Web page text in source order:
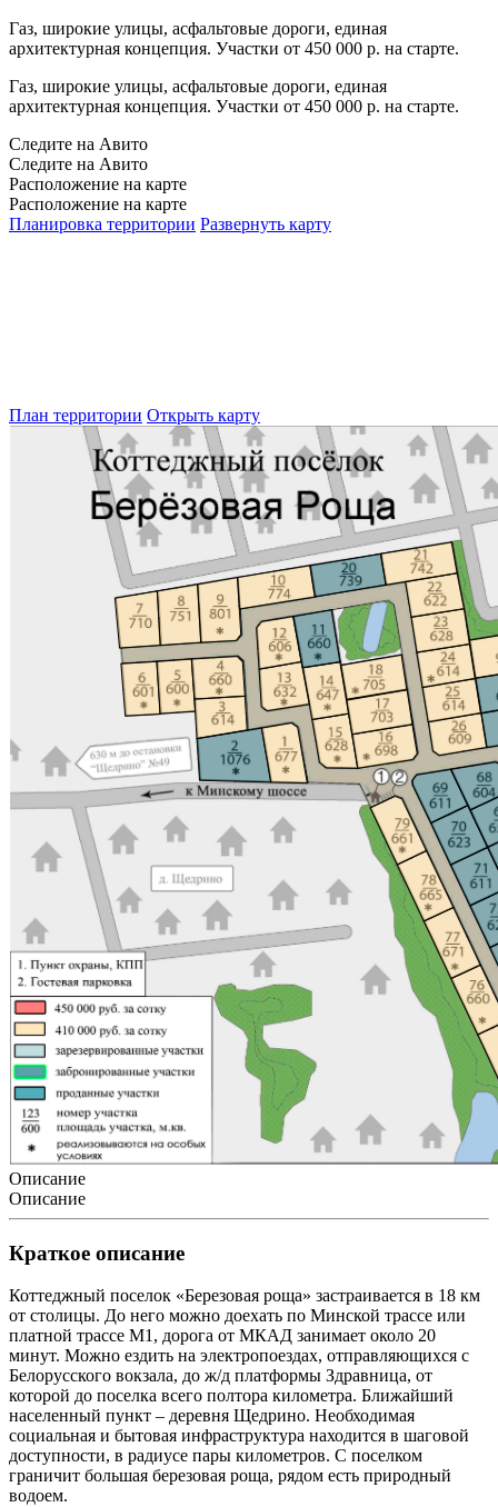
Газ, широкие улицы, асфальтовые дороги, единая
архитектурная концепция. Участки от 450 000 р. на старте.
Газ, широкие улицы, асфальтовые дороги, единая
архитектурная концепция. Участки от 450 000 р. на старте.
Следите на Авито
Следите на Авито
Расположение на карте
Расположение на карте
Планировка территории Развернуть карту
План территории Открыть карту
Описание
Описание
Краткое описание
Коттеджный поселок «Березовая роща» застраивается в 18 км
от столицы. До него можно доехать по Минской трассе или
платной трассе М1, дорога от МКАД занимает около 20
минут. Можно ездить на электропоездах, отправляющихся с
Белорусского вокзала, до ж/д платформы Здравница, от
которой до поселка всего полтора километра. Ближайший
населенный пункт – деревня Щедрино. Необходимая
социальная и бытовая инфраструктура находится в шаговой
доступности, в радиусе пары километров. С поселком
граничит большая березовая роща, рядом есть природный
водоем.